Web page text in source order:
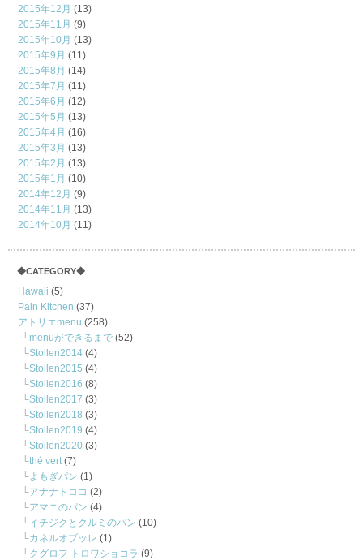
2015年12月 (13)
2015年11月 (9)
2015年10月 (13)
2015年9月 (11)
2015年8月 (14)
2015年7月 (11)
2015年6月 (12)
2015年5月 (13)
2015年4月 (16)
2015年3月 (13)
2015年2月 (13)
2015年1月 (10)
2014年12月 (9)
2014年11月 (13)
2014年10月 (11)
◆CATEGORY◆
Hawaii (5)
Pain Kitchen (37)
アトリエmenu (258)
menuができるまで (52)
Stollen2014 (4)
Stollen2015 (4)
Stollen2016 (8)
Stollen2017 (3)
Stollen2018 (3)
Stollen2019 (4)
Stollen2020 (3)
thé vert(7)
よもぎパン (1)
アナナトココ (2)
アマニのパン (4)
イチジクとクルミのパン (10)
カネルオブッレ (1)
クグロフ トロワショコラ (9)